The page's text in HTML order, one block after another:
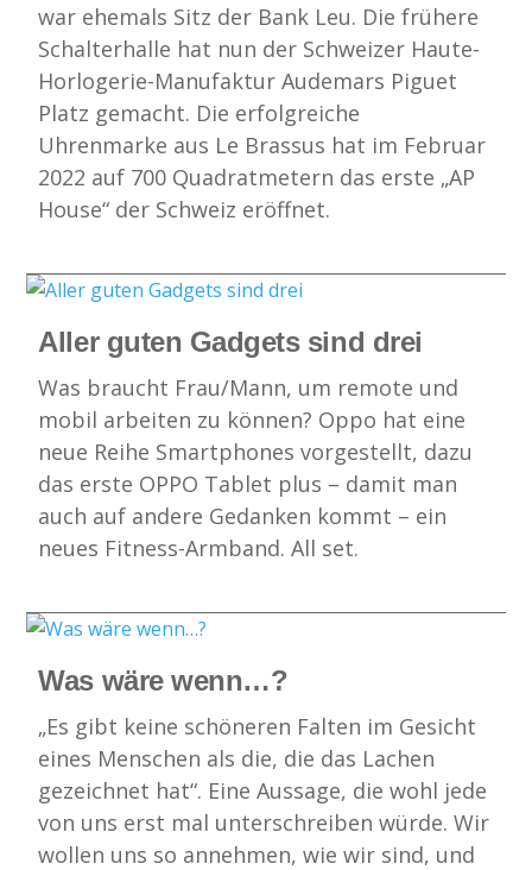
war ehemals Sitz der Bank Leu. Die frühere
Schalterhalle hat nun der Schweizer Haute-
Horlogerie-Manufaktur Audemars Piguet
Platz gemacht. Die erfolgreiche
Uhrenmarke aus Le Brassus hat im Februar
2022 auf 700 Quadratmetern das erste „AP
House“ der Schweiz eröffnet.
Aller guten Gadgets sind drei
Was braucht Frau/Mann, um remote und
mobil arbeiten zu können? Oppo hat eine
neue Reihe Smartphones vorgestellt, dazu
das erste OPPO Tablet plus – damit man
auch auf andere Gedanken kommt – ein
neues Fitness-Armband. All set.
Was wäre wenn…?
„Es gibt keine schöneren Falten im Gesicht
eines Menschen als die, die das Lachen
gezeichnet hat“. Eine Aussage, die wohl jede
von uns erst mal unterschreiben würde. Wir
wollen uns so annehmen, wie wir sind, und